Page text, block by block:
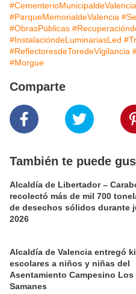
#CementerioMunicipaldeValencia
#ParqueMemorialdeValencia
#ObrasPúblicas
#InstalacióndeLuminariasLed
#ReflectoresdeToredeVigilancia
#Morgue
Comparte
También te puede
Alcaldía de Libertador –
recolectó más de mil 700
de desechos sólidos durante
2026
Alcaldía de Valencia entregó
escolares a niños y niñas del
Asentamiento Campesino Los
Samanes